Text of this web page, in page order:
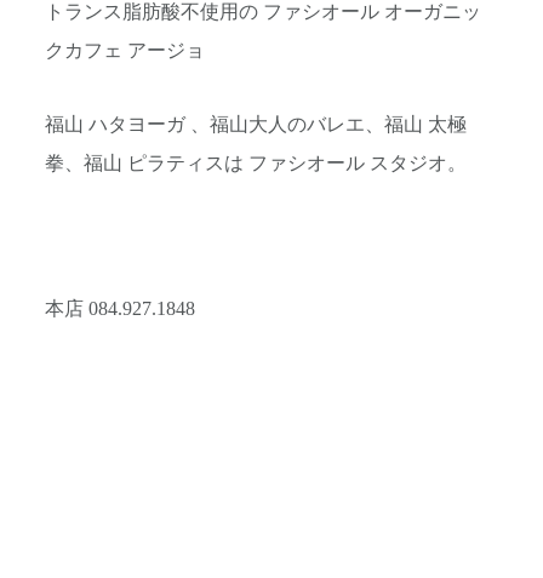
トランス脂肪酸不使用の ファシオール オーガニッ
クカフェ アージョ
福山 ハタヨーガ 、福山大人のバレエ、福山 太極
拳、福山 ピラティスは ファシオール スタジオ。
本店 084.927.1848